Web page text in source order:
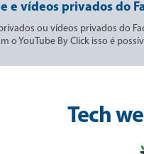
e vídeos privados do
ou vídeos privados do
o YouTube By Click isso é
Tech